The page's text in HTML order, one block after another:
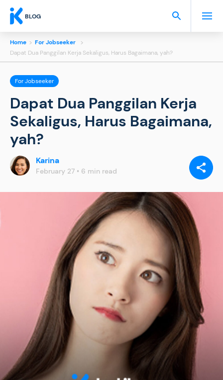
BLOG
Home > For Jobseeker >
Dapat Dua Panggilan Kerja Sekaligus, Harus Bagaimana, yah?
For Jobseeker
Dapat Dua Panggilan Kerja
Sekaligus, Harus Bagaimana,
yah?
Karina
February 27 • 6 min read
SHARE
VIA: